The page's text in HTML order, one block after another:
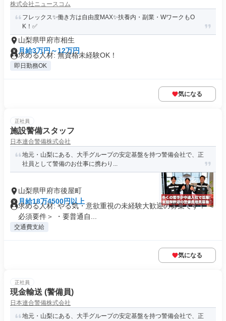
株式会社ニュースコム
フレックス✨働き方は自由度MAX✨扶養内・副業・WワークもO
K！✅
山梨県甲府市相生
月給3万円～12万円
求める人材: 無資格未経験OK！
即日勤務OK
気になる
正社員
施設警備スタッフ
日本連合警備株式会社
地元・山梨にある、大手グループの安定基盤を持つ警備会社で、正
社員として警備のお仕事に携わり...
山梨県甲府市後屋町
月給18万4500円以上
求める人材: やる気・意欲重視の未経験大歓迎の募集です！ ＜
必須要件＞ ・要普通自...
交通費支給
気になる
正社員
現金輸送 (警備員)
日本連合警備株式会社
地元・山梨にある、大手グループの安定基盤を持つ警備会社で、正